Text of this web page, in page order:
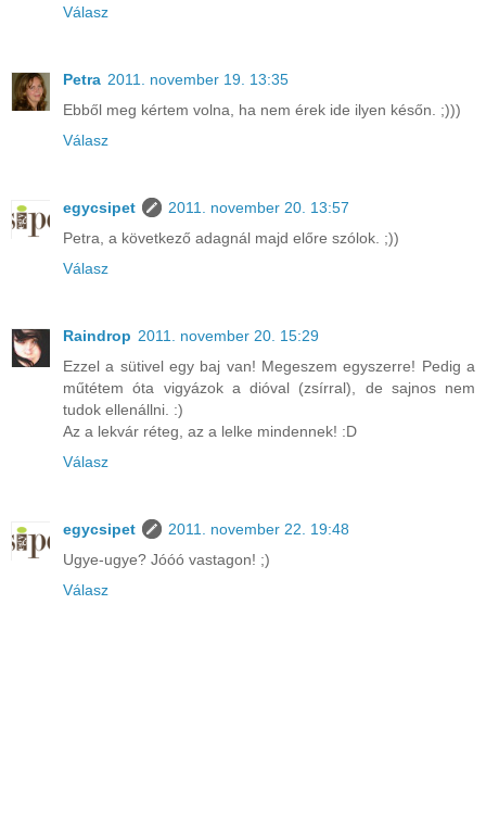
Válasz
Petra 2011. november 19. 13:35
Ebből meg kértem volna, ha nem érek ide ilyen későn. ;)))
Válasz
egycsipet
2011. november 20. 13:57
Petra, a következő adagnál majd előre szólok. ;))
Válasz
Raindrop 2011. november 20. 15:29
Ezzel a sütivel egy baj van! Megeszem egyszerre! Pedig a
műtétem óta vigyázok a dióval (zsírral), de sajnos nem
tudok ellenállni. :)
Az a lekvár réteg, az a lelke mindennek! :D
Válasz
egycsipet
2011. november 22. 19:48
Ugye-ugye? Jóóó vastagon! ;)
Válasz